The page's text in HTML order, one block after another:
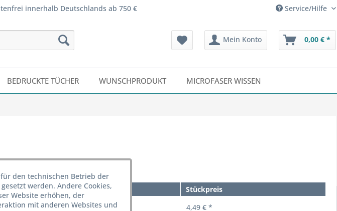
innerhalb Deutschlands ab 750 € Service/Hilfe
Mein Konto 0,00 € *
BEDRUCKTE TÜCHER WUNSCHPRODUKT MICROFASER WISSEN
Menge
Stückpreis
ab24 4,49 € *
den technischen Betrieb der
werden. Andere Cookies,
Website erhöhen, der
mit anderen Websites und